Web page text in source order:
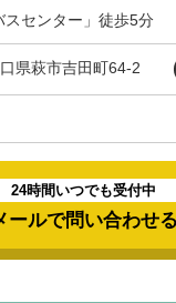
スセンター」徒歩5分
県萩市吉田町64-2
24時間いつでも受付中
ールで問い合わせる